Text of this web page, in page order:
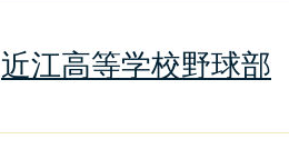
近江高等学校野球部